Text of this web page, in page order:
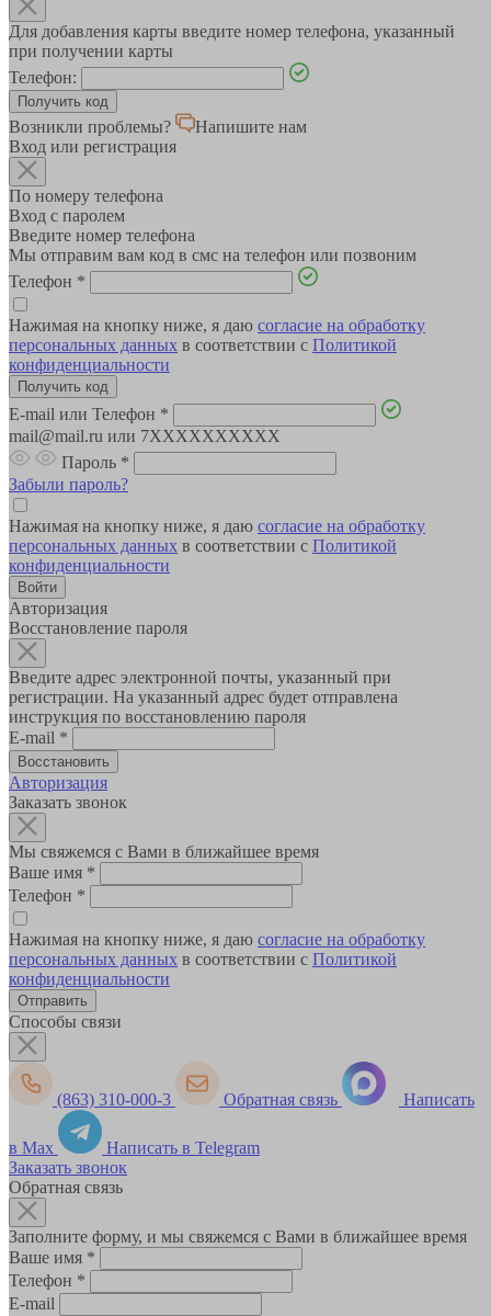
Для добавления карты введите номер телефона, указанный
при получении карты
Телефон:
Возникли проблемы?
Напишите нам
Вход или регистрация
По номеру телефона
Вход с паролем
Введите номер телефона
Мы отправим вам код в смс на телефон или позвоним
Телефон *
Нажимая на кнопку ниже, я даю согласие на обработку
персональных данных в соответствии с Политикой
конфиденциальности
E-mail или Телефон *
mail@mail.ru или 7XXXXXXXXXX
Пароль *
Забыли пароль?
Нажимая на кнопку ниже, я даю согласие на обработку
персональных данных в соответствии с Политикой
конфиденциальности
Авторизация
Восстановление пароля
Введите адрес электронной почты, указанный при
регистрации. На указанный адрес будет отправлена
инструкция по восстановлению пароля
E-mail *
Авторизация
Заказать звонок
Мы свяжемся с Вами в ближайшее время
Ваше имя *
Телефон *
Нажимая на кнопку ниже, я даю согласие на обработку
персональных данных в соответствии с Политикой
конфиденциальности
Способы связи
(863) 310-000-3 Обратная связь Написать
в Max
Написать в Telegram
Заказать звонок
Обратная связь
Заполните форму, и мы свяжемся с Вами в ближайшее время
Ваше имя *
Телефон *
E-mail